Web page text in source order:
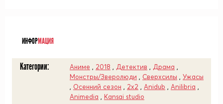
ИНФОРМАЦИЯ
Категории: Аниме 2018 Детектив Драма
Монстры/Зверолюди
Сверхсилы
Ужасы
Осенний сезон 2x2 Anidub Anilibria
Animedia
Kansai studio